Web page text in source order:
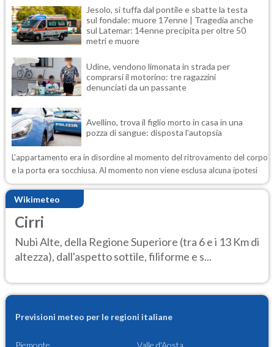
Jesolo, si tuffa dal pontile e sbatte la testa
sul fondale: muore 17enne | Tragedia anche
sul Latemar: 14enne precipita per oltre 50
metri e muore
Udine, vendono limonata in strada per
comprarsi il motorino: tre ragazzini
denunciati da un passante
Avellino, trova il figlio morto in casa in una
pozza di sangue: disposta l'autopsia
L'appartamento era in disordine al momento del ritrovamento del corpo
e la porta era socchiusa. Al momento non viene esclusa alcuna ipotesi
Wikimeteo
Cirri
Nubi Alte, della Regione Superiore (tra 6 e i 13 Km di
altezza), dall'aspetto sottile, filiforme e s...
Previsioni meteo per le regioni italiane